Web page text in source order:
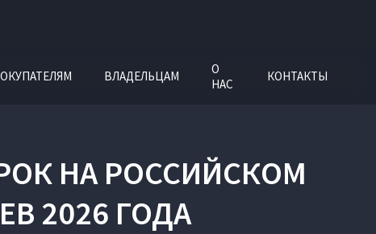
ВЛАДЕЛЬЦАМ
О
НАС
КОНТАКТЫ
НА РОССИЙСКОМ
2026 ГОДА